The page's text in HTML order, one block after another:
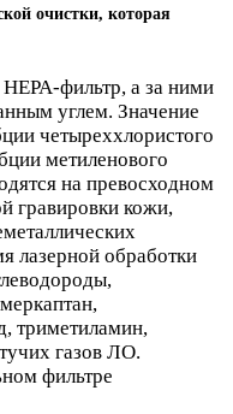
очистки, которая
фильтр, а за ними
углем. Значение
четыреххлористого
метиленового
на превосходном
гравировки кожи,
лазерной обработки
триметиламин,
газов ЛО.
фильтре